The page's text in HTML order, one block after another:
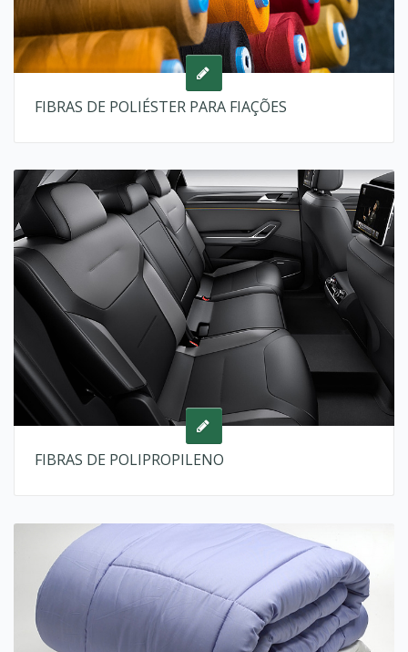
FIBRAS DE POLIÉSTER PARA FIAÇÕES
FIBRAS DE POLIPROPILENO